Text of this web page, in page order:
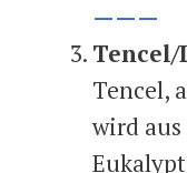
———
Tencel/
Tencel,
wird